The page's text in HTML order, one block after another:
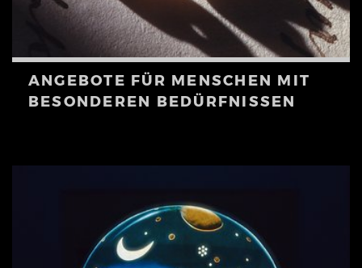
ANGEBOTE FÜR MENSCHEN MIT
BESONDEREN BEDÜRFNISSEN